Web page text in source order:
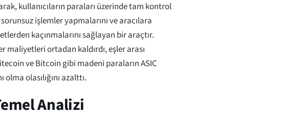
kullanıcıların paraları üzerinde tam kontrol
işlemler yapmalarını ve aracılara
kaçınmalarını sağlayan bir araçtır.
ortadan kaldırdı, eşler arası
ve Bitcoin gibi madeni paraların ASIC
olasılığını azalttı.
Analizi